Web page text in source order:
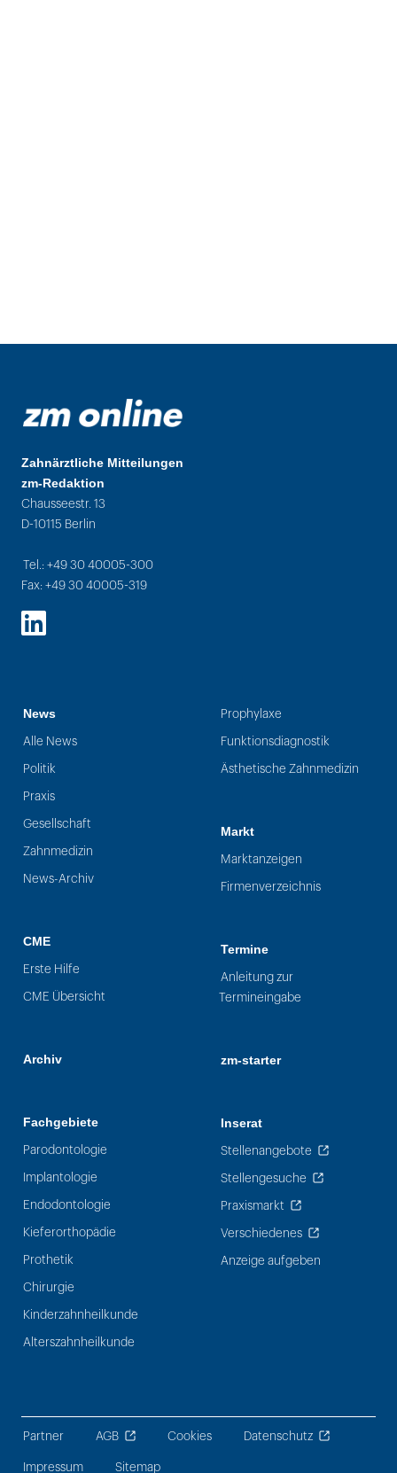
Zahnärztliche Mitteilungen
zm-Redaktion
Chausseestr. 13
D-10115 Berlin
Tel.: +49 30 40005-300
Fax: +49 30 40005-319
LinkedIn
News
Alle News
Politik
Praxis
Gesellschaft
Zahnmedizin
News-Archiv
CME
Erste Hilfe
CME Übersicht
Archiv
Fachgebiete
Parodontologie
Implantologie
Endodontologie
Kieferorthopädie
Prothetik
Chirurgie
Kinderzahnheilkunde
Alterszahnheilkunde
Prophylaxe
Funktionsdiagnostik
Ästhetische Zahnmedizin
Markt
Marktanzeigen
Firmenverzeichnis
Termine
Anleitung zur
Termineingabe
zm-starter
Inserat
Stellenangebote
Stellengesuche
Praxismarkt
Verschiedenes
Anzeige aufgeben
Partner AGB Cookies Datenschutz
Impressum Sitemap